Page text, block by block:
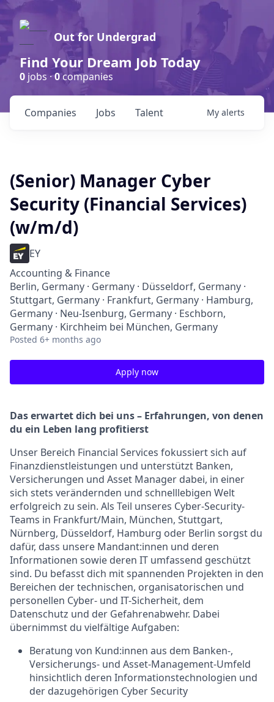
Out for Undergrad
Find Your Dream Job Today
0 jobs ·0companies
Jobs
Companies Talent My alerts
(Senior) Manager Cyber
Security (Financial Services)
(w/m/d)
EY
Accounting & Finance
Berlin, Germany · Germany · Düsseldorf, Germany ·
Stuttgart, Germany · Frankfurt, Germany · Hamburg,
Germany · Neu-Isenburg, Germany · Eschborn,
Germany · Kirchheim bei München, Germany
Posted 6+ months ago
Apply now
Das erwartet dich bei uns – Erfahrungen, von denen
du ein Leben lang profitierst
Unser Bereich Financial Services fokussiert sich auf
Finanzdienstleistungen und unterstützt Banken,
Versicherungen und Asset Manager dabei, in einer
sich stets verändernden und schnelllebigen Welt
erfolgreich zu sein. Als Teil unseres Cyber-Security-
Teams in Frankfurt/Main, München, Stuttgart,
Nürnberg, Düsseldorf, Hamburg oder Berlin sorgst du
dafür, dass unsere Mandant:innen und deren
Informationen sowie deren IT umfassend geschützt
sind. Du befasst dich mit spannenden Projekten in den
Bereichen der technischen, organisatorischen und
personellen Cyber- und IT-Sicherheit, dem
Datenschutz und der Gefahrenabwehr. Dabei
übernimmst du vielfältige Aufgaben:
Beratung von Kund:innen aus dem Banken-,
Versicherungs- und Asset-Management-Umfeld
hinsichtlich deren Informationstechnologien und
der dazugehörigen Cyber Security